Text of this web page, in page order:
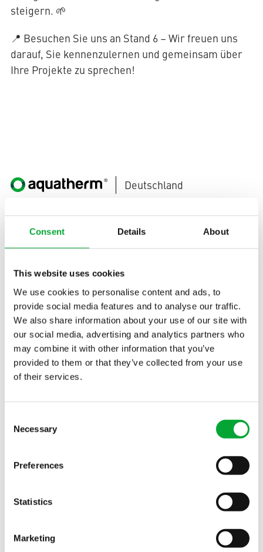
Consent Details About
This website uses cookies
We use cookies to personalise content and ads, to
provide social media features and to analyse our traffic.
We also share information about your use of our site with
our social media, advertising and analytics partners who
may combine it with other information that you’ve
provided to them or that they’ve collected from your use
of their services.
Selection
Necessary
Preferences
Statistics
Marketing
AQUATHERM RED
AQUATHERM ENERGY
Kontakt
Internationale
Partner
steigern. 🌱
📍 Besuchen Sie uns an Stand 6 – Wir freuen uns
darauf, Sie kennenzulernen und gemeinsam über
Ihre Projekte zu sprechen!
Deutschland
aquatherm GmbH | Biggen 5
57439 Attendorn | Deutschland
Mail:info(at)aquatherm.de
Kontaktieren Newsletter abonnieren
ANWENDUNGEN
Brandschutz und
Alle Anwendungen
Gesundheitssektor
Wissensdatenbank